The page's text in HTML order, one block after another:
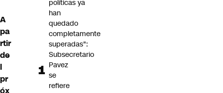
A
pa
rtir
de
l
pr
óx
políticas ya
han
quedado
completamente
superadas":
Subsecretario
Pavez
se
refiere